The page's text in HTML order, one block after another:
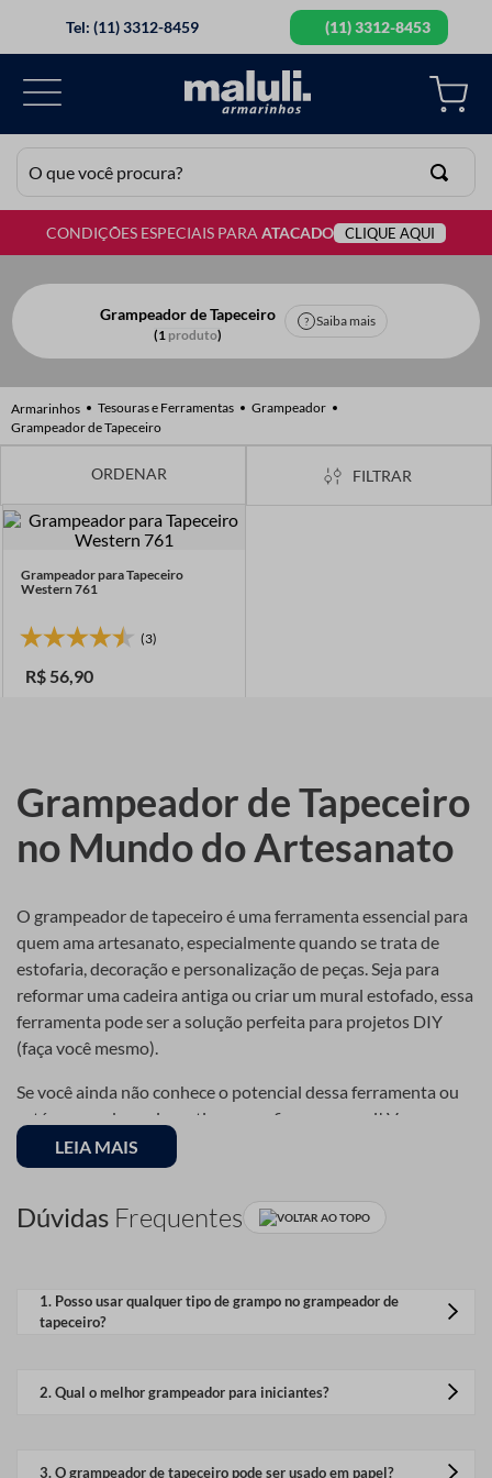
Tel: (11) 3312-8459 (11) 3312-8453
O que você procura?
CONDIÇÕES ESPECIAIS PARAATACADO CLIQUE AQUI
Grampeador de Tapeceiro
1 produto
Saiba mais
Tesouras e Ferramentas
Grampeador
Grampeador de Tapeceiro
FILTRAR
Grampeador para Tapeceiro
Western 761
(3)
R$ 56,90
Grampeador de Tapeceiro
no Mundo do Artesanato
O grampeador de tapeceiro é uma ferramenta essencial para
quem ama artesanato, especialmente quando se trata de
estofaria, decoração e personalização de peças. Seja para
reformar uma cadeira antiga ou criar um mural estofado, essa
ferramenta pode ser a solução perfeita para projetos DIY
(faça você mesmo).
Se você ainda não conhece o potencial dessa ferramenta ou
está pensando em investir em um, fique por aqui! Vamos
explorar tudo o que você precisa saber sobre o grampeador
de tapeceiro e como ele pode transformar suas criações
de Tapeceiro?
O grampeador de tapeceiro é uma ferramenta projetada para
fixar materiais como tecidos, couros sintéticos e espumas em
LEIA MAIS
Dúvidas Frequentes VOLTAR AO TOPO
1. Posso usar qualquer tipo de grampo no grampeador de
tapeceiro?
verifique o tipo de grampo recomendado pelo
fabricante.
2.Qual o melhor grampeador para iniciantes?
mas se quiser mais conforto, um elétrico pode ser uma
3.O grampeador de tapeceiro pode ser usado em papel?
TERMOS MAIS BUSCADOS
barbante
4º
elastico
5º
renda
7º
fio malha
linha costura
9º
fita cetim